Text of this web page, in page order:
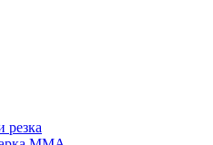
резка